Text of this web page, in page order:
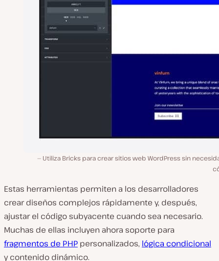
Utiliza Bricks para crear sitios web WordPress sin
Estas herramientas permiten a los desarrolladores
crear diseños complejos rápidamente y, después,
ajustar el código subyacente cuando sea necesario.
Muchas de ellas incluyen ahora soporte para
fragmentos de PHP personalizados, lógica condicional
y contenido dinámico.